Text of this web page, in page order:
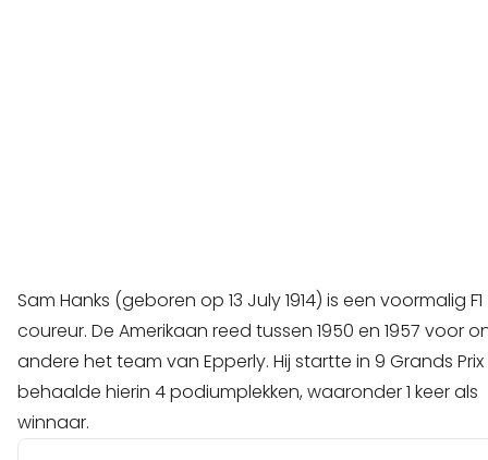
Sam Hanks (geboren op 13 July 1914) is een voormalig F1
coureur. De Amerikaan reed tussen 1950 en 1957 voor
andere het team van Epperly. Hij startte in 9 Grands
behaalde hierin 4 podiumplekken, waaronder 1 keer als
winnaar.